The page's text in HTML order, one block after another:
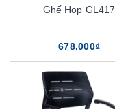
Ghế Họp GL417
678.000₫